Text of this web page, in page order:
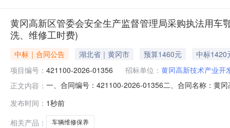
黄冈高新区管委会安全生产监督管理局采购执法用
洗、维修工时费)
中标｜合同公告 湖北省｜黄冈市 预算1460元
中标1420
项目编号： 421100-2026-01356 招标单位： 黄冈高新技术产业开
正文内容： 一、合同编号：421100-2026-01356二、合同名称：黄
机油、机油滤清器、空气滤清器、空调滤清器、空调系
18
发布时间： 1秒前
相关产品：
车辆维修保养